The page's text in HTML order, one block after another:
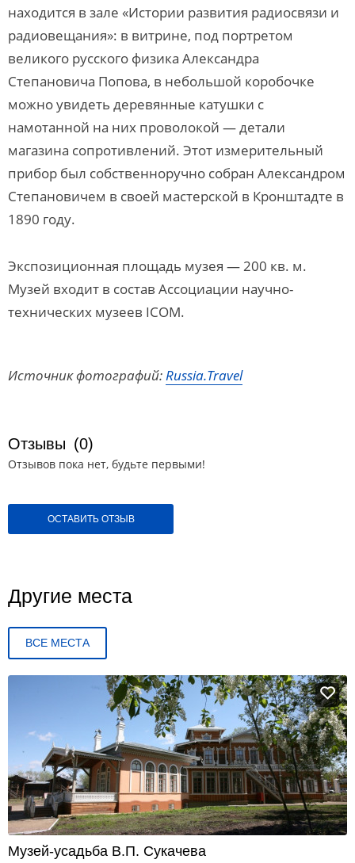
находится в зале «Истории развития радиосвязи и
радиовещания»: в витрине, под портретом
великого русского физика Александра
Степановича Попова, в небольшой коробочке
можно увидеть деревянные катушки с
намотанной на них проволокой — детали
магазина сопротивлений. Этот измерительный
прибор был собственноручно собран Александром
Степановичем в своей мастерской в Кронштадте в
1890 году.
Экспозиционная площадь музея — 200 кв. м.
Музей входит в состав Ассоциации научно-
технических музеев ICOM.
Источник фотографий:Russia.Travel
Отзывы (0)
Отзывов пока нет, будьте первыми!
ОСТАВИТЬ ОТЗЫВ
Другие места
ВСЕ МЕСТА
Музей-усадьба В.П. Сукачева